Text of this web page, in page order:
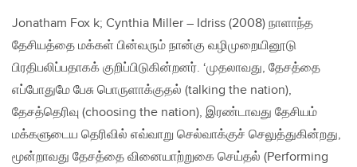
Jonatham Fox k; Cynthia Miller – Idriss (2008) நாளாந்த
தேசியத்தை மக்கள் பின்வரும் நான்கு வழிமுறையினூடு
பிரதிபலிப்பதாகக் குறிப்பிடுகின்றனர். ‘முதலாவது, தேசத்தை
எப்போதுமே பேசு பொருளாக்குதல் (talking the nation),
தேசத்தெரிவு (choosing the nation), இரண்டாவது தேசியம்
மக்களுடைய தெரிவில் எவ்வாறு செல்வாக்குச் செலுத்துகின்றது,
மூன்றாவது தேசத்தை வினையாற்றுகை செய்தல் (Performing